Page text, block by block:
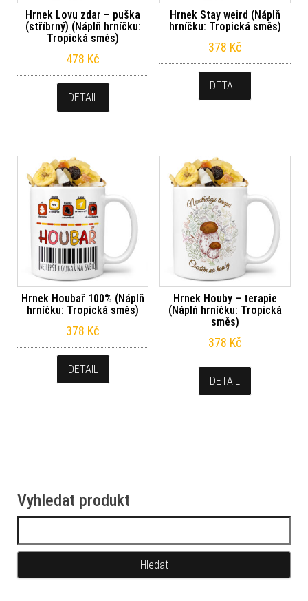
Hrnek Lovu zdar – puška
(stříbrný) (Náplň hrníčku:
Tropická směs)
478 Kč
DETAIL
Hrnek Stay weird (Náplň
hrníčku: Tropická směs)
378 Kč
DETAIL
Hrnek Houbař 100% (Náplň
hrníčku: Tropická směs)
378 Kč
DETAIL
Hrnek Houby – terapie
(Náplň hrníčku: Tropická
směs)
378 Kč
DETAIL
Vyhledat produkt